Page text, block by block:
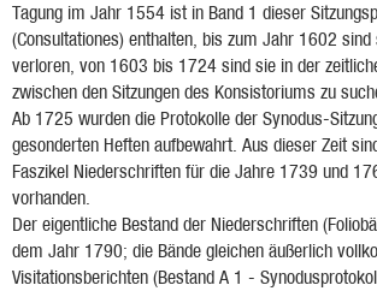
Tagung im Jahr 1554 ist in Band 1 dieser
(Consultationes) enthalten, bis zum Jahr 1602
verloren, von 1603 bis 1724 sind sie in der
zwischen den Sitzungen des Konsistoriums zu
Ab 1725 wurden die Protokolle der Synodus-
gesonderten Heften aufbewahrt. Aus dieser Zeit
Faszikel Niederschriften für die Jahre 1739 und
vorhanden.
Der eigentliche Bestand der Niederschriften
dem Jahr 1790; die Bände gleichen äußerlich
Visitationsberichten (Bestand A 1 -